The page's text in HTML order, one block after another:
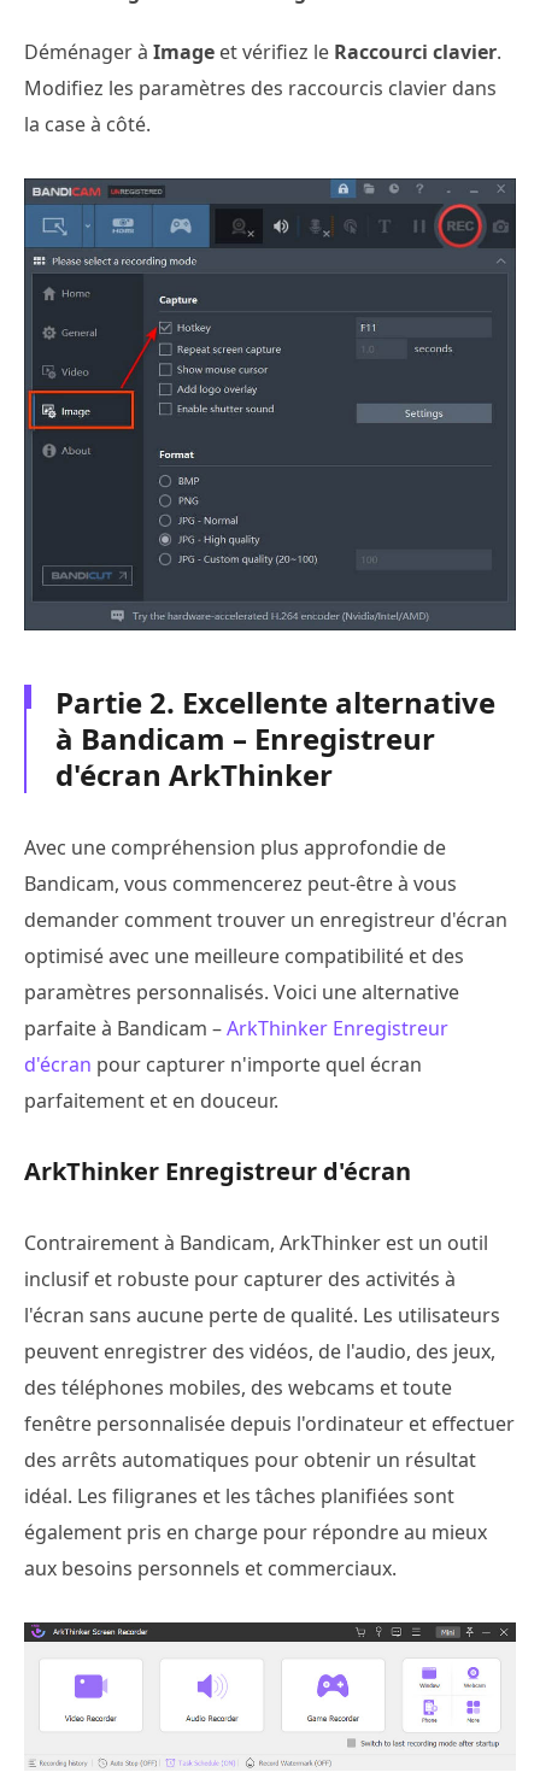
Déménager à Image et vérifiez le Raccourci clavier.
Modifiez les paramètres des raccourcis clavier dans
la case à côté.
Partie 2. Excellente alternative
à Bandicam – Enregistreur
d'écran ArkThinker
Avec une compréhension plus approfondie de
Bandicam, vous commencerez peut-être à vous
demander comment trouver un enregistreur d'écran
optimisé avec une meilleure compatibilité et des
paramètres personnalisés. Voici une alternative
parfaite à Bandicam –ArkThinker Enregistreur
d'écran pour capturer n'importe quel écran
parfaitement et en douceur.
ArkThinker Enregistreur d'écran
Contrairement à Bandicam, ArkThinker est un outil
inclusif et robuste pour capturer des activités à
l'écran sans aucune perte de qualité. Les utilisateurs
peuvent enregistrer des vidéos, de l'audio, des jeux,
des téléphones mobiles, des webcams et toute
fenêtre personnalisée depuis l'ordinateur et effectuer
des arrêts automatiques pour obtenir un résultat
idéal. Les filigranes et les tâches planifiées sont
également pris en charge pour répondre au mieux
aux besoins personnels et commerciaux.